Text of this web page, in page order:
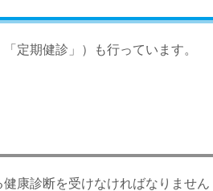
定期健診」）も行っています。
康診断を受けなければなりません